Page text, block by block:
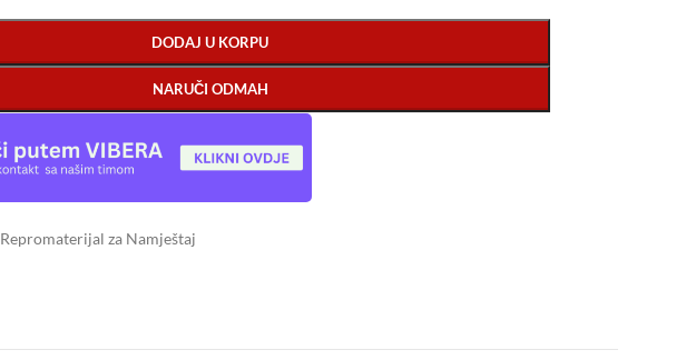
DODAJ U KORPU
NARUČI ODMAH
Repromaterijal za Namještaj